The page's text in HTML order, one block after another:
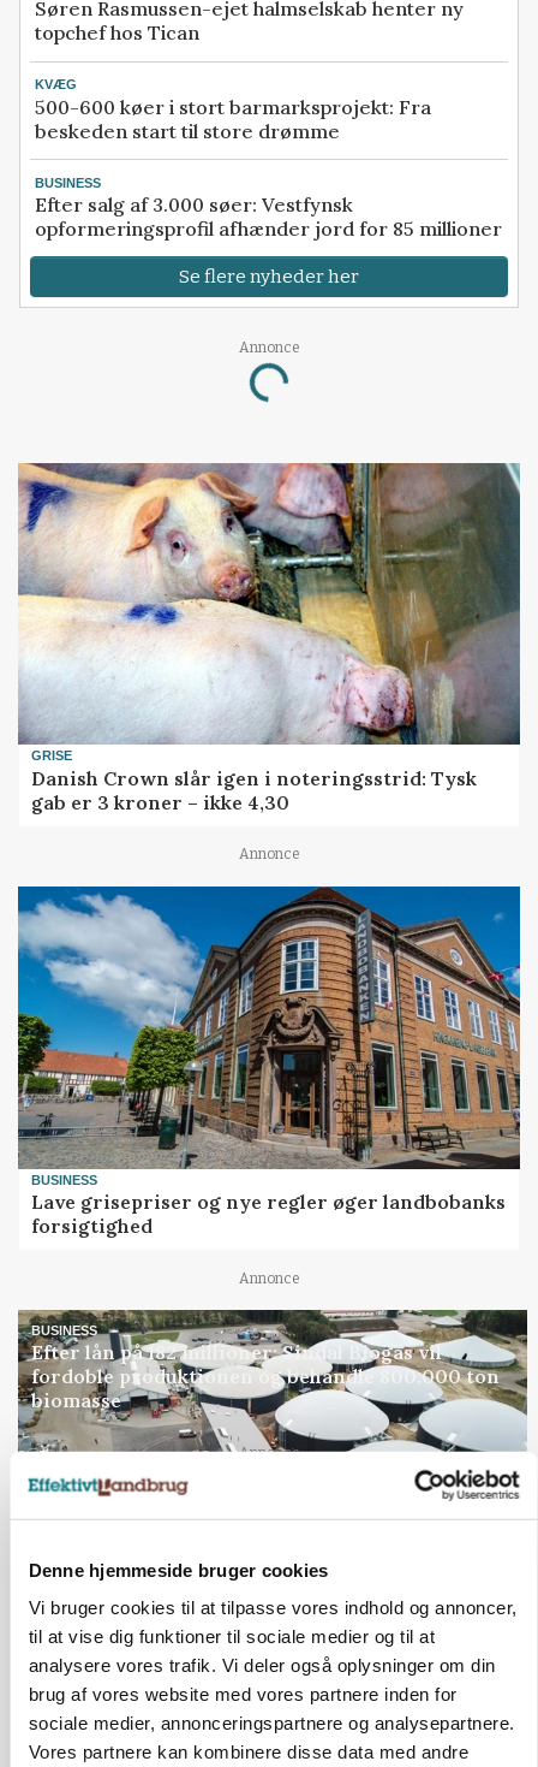
Denne hjemmeside bruger cookies
Vi bruger cookies til at tilpasse vores indhold og annoncer,
til at vise dig funktioner til sociale medier og til at
analysere vores trafik. Vi deler også oplysninger om din
brug af vores website med vores partnere inden for
sociale medier, annonceringspartnere og analysepartnere.
Vores partnere kan kombinere disse data med andre
Søren Rasmussen-ejet halmselskab henter ny
topchef hos Tican
KVÆG
500-600 køer i stort barmarksprojekt: Fra
beskeden start til store drømme
BUSINESS
Efter salg af 3.000 søer: Vestfynsk
opformeringsprofil afhænder jord for 85 millioner
Se flere nyheder her
Annonce
Loading...
GRISE
Danish Crown slår igen i noteringsstrid: Tysk
gab er 3 kroner – ikke 4,30
Annonce
BUSINESS
Lave grisepriser og nye regler øger landbobanks
forsigtighed
Annonce
BUSINESS
Efter lån på 182 millioner: Sindal Biogas vil
fordoble produktionen og behandle 800.000 ton
biomasse
Annonce
Loading...
Jobs
i samarbejde med
81 ledige stillinger
Opret agent
Se alle jobs